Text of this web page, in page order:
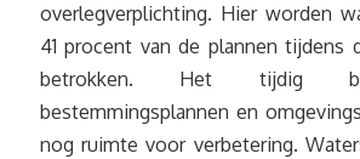
overlegverplichting. Hier worden
41 procent van de plannen tijdens
betrokken. Het tijdig
bestemmingsplannen en
nog ruimte voor verbetering.